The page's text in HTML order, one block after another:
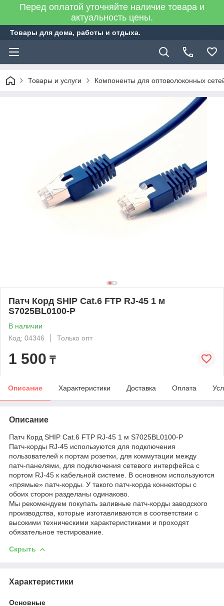
Перед оплатой уточняйте наличие товара и
актуальность цены.
Товары для дома, работы и отдыха.
Товары и услуги Компоненты для оптоволоконных
Патч Корд SHIP Cat.6 FTP RJ-45 1 м
S7025BL0100-P
В наличии
Код: 04346
Только опт
1 500 ₸
Описание Характеристики Доставка Оплата
Описание
Патч Корд SHIP Cat.6 FTP RJ-45 1 м S7025BL0100-P
Патч-корды RJ-45 используются для подключения
пользователей к портам розетки, для коммутации между
патч-панелями, для подключения сетевого интерфейса c
портом RJ-45 к кабельной системе. В основном используются
«прямые» патч-корды. У такого патч-корда коннекторы с
обоих сторон разделаны одинаково.
Мы рекомендуем покупать заливные патч-корды заводского
производства, которые изготавливаются в соответствии с
высокими техническими характеристиками и проходят
обязательное тестирование.
Скрыть
Характеристики
Основные